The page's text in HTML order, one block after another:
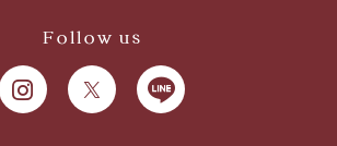
Follow us